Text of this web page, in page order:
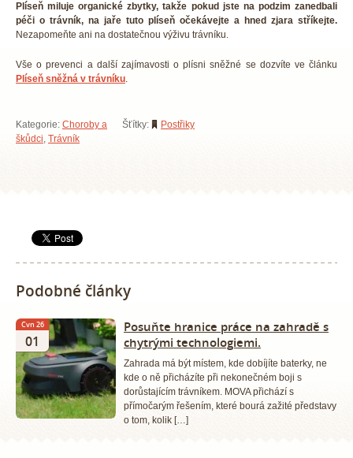
Plíseň miluje organické zbytky, takže pokud jste na podzim zanedbali
péči o trávník, na jaře tuto plíseň očekávejte a hned zjara stříkejte.
Nezapomeňte ani na dostatečnou výživu trávníku.
Vše o prevenci a další zajímavosti o plísni sněžné se dozvíte ve článku
Plíseň sněžná v trávníku.
Kategorie: Choroby a
škůdci, Trávník
Šťítky: Postřiky
Podobné články
Čvn 26
01
Posuňte hranice práce na zahradě s
chytrými technologiemi.
Zahrada má být místem, kde dobíjíte baterky, ne
kde o ně přicházíte při nekonečném boji s
dorůstajícím trávníkem. MOVA přichází s
přímočarým řešením, které bourá zažité představy
o tom, kolik […]